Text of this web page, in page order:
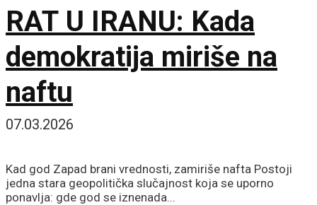
RAT U IRANU: Kada
demokratija miriše na
naftu
07.03.2026
Kad god Zapad brani vrednosti, zamiriše nafta Postoji
jedna stara geopolitička slučajnost koja se uporno
ponavlja: gde god se iznenada...